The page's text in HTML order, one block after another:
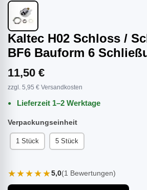
Kaltec H02 Schloss /
BF6 Bauform 6
11,50 €
zzgl. 5,95 € Versandkosten
Lieferzeit 1–2 Werktage
Verpackungseinheit
1 Stück 5 Stück
★★★★★5,0(1 Bewertungen)